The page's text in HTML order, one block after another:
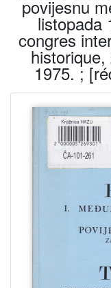
povijesnu
listopada
congres
1975. ;